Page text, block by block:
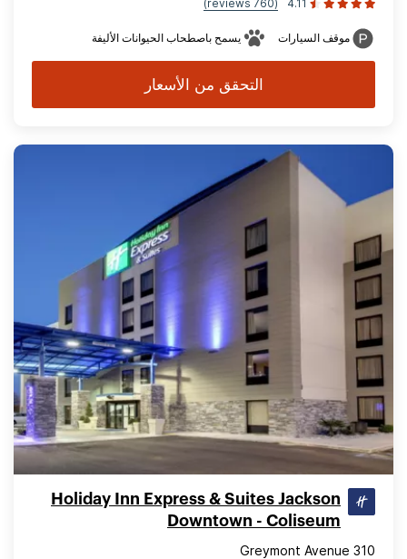
4.11
(760 reviews)
موقف السيارات يسمح باصطحاب الحيوانات الأليفة
التحقق من الأسعار
Holiday Inn Express & Suites Jackson
Downtown - Coliseum
310 Greymont Avenue